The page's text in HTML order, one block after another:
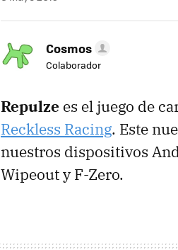
Cosmos
Colaborador
Repulze es el juego de
Reckless Racing. Este
nuestros dispositivos
Wipeout y F-Zero.